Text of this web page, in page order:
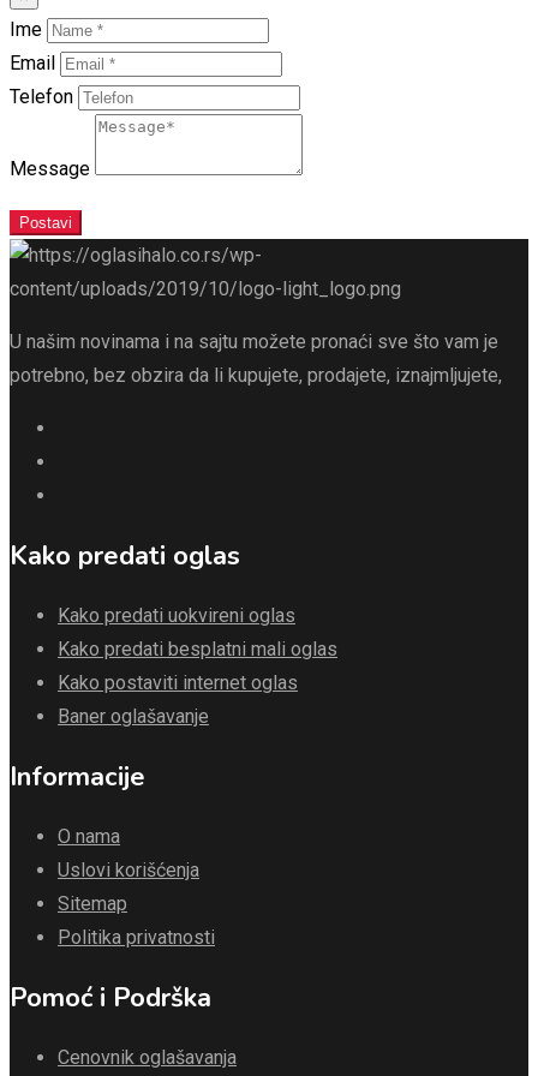
Ime
Email
Telefon
Message
Postavi
U našim novinama i na sajtu možete pronaći sve što vam je
potrebno, bez obzira da li kupujete, prodajete, iznajmljujete,
Kako predati oglas
Kako predati uokvireni oglas
Kako predati besplatni mali oglas
Kako postaviti internet oglas
Baner oglašavanje
Informacije
O nama
Uslovi korišćenja
Sitemap
Politika privatnosti
Pomoć i Podrška
Cenovnik oglašavanja